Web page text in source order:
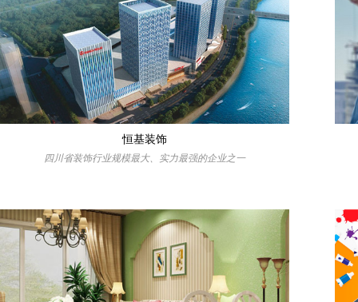
恒基装饰
四川省装饰行业规模最大、实力最强的企业之一